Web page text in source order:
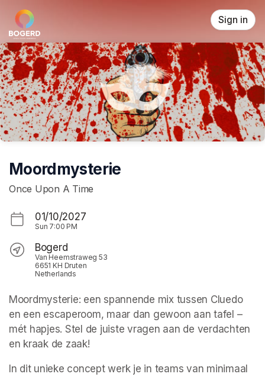
Skip header
Sign in
Moordmysterie
Once Upon A Time
01/10/2027
Sun 7:00 PM
Bogerd
Van Heemstraweg 53
6651 KH Druten
Netherlands
Moordmysterie: een spannende mix tussen Cluedo
en een escaperoom, maar dan gewoon aan tafel –
mét hapjes. Stel de juiste vragen aan de verdachten
en kraak de zaak!
In dit unieke concept werk je in teams van minimaal